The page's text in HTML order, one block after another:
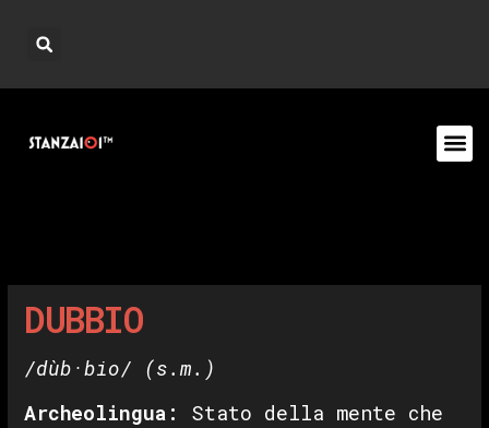
DUBBIO
/dùb·bio/ (s.m.)
Archeolingua :
Stato della mente che